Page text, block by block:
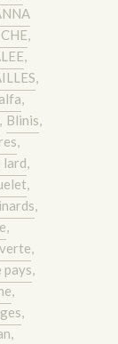
,
,
,
,
, Blinis,
,
lard,
,
,
,
,
pays,
,
,
,